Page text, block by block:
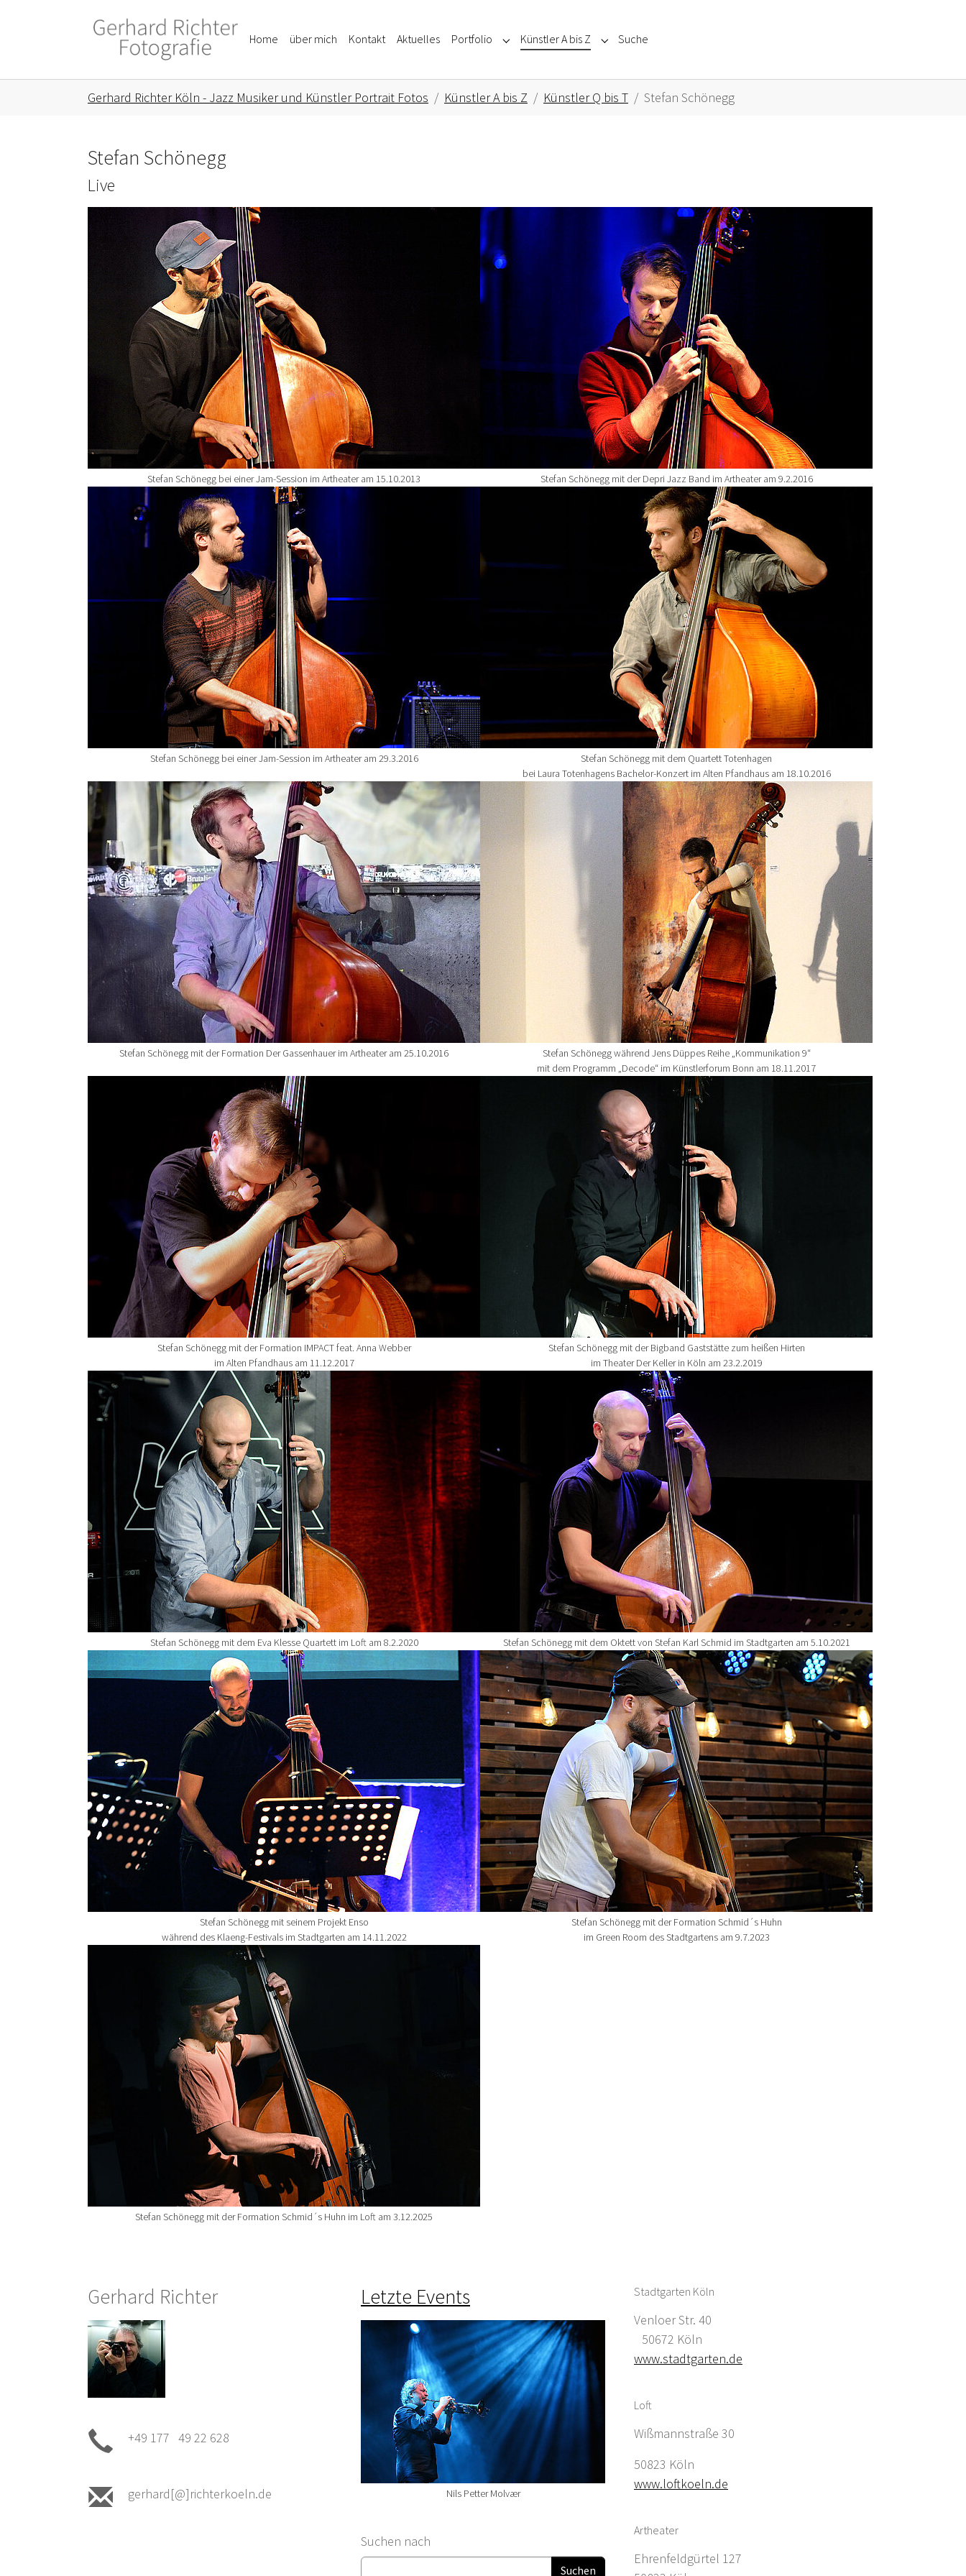
Home über mich Kontakt Aktuelles Portfolio Submenu for "Portfolio"
Künstler A bis Z Submenu for "Künstler A bis Z"
Suche
Gerhard Richter Köln - Jazz Musiker und Künstler Portrait Fotos Künstler A bis Z Künstler Q bis T Stefan Schönegg
Stefan Schönegg
Live
Show larger version for:
Stefan Schönegg bei einer Jam-Session im Artheater am 15.10.2013
Show larger version for:
Stefan Schönegg mit der Depri Jazz Band im Artheater am 9.2.2016
Show larger version for:
Stefan Schönegg bei einer Jam-Session im Artheater am 29.3.2016
Stefan Schönegg mit dem Quartett Totenhagen
bei Laura Totenhagens Bachelor-Konzert im Alten Pfandhaus am 18.10.2016
Show larger version for:
Stefan Schönegg mit der Formation Der Gassenhauer im Artheater am 25.10.2016
Show larger version for:
Stefan Schönegg während Jens Düppes Reihe „Kommunikation 9“
mit dem Programm „Decode“ im Künstlerforum Bonn am 18.11.2017
Stefan Schönegg mit der Formation IMPACT feat. Anna Webber
im Alten Pfandhaus am 11.12.2017
Stefan Schönegg mit der Bigband Gaststätte zum heißen Hirten
im Theater Der Keller in Köln am 23.2.2019
Show larger version for:
Stefan Schönegg mit dem Eva Klesse Quartett im Loft am 8.2.2020 Stefan Schönegg mit dem Oktett von Stefan Karl Schmid im Stadtgarten am 5.10.2021
Show larger version for:
Stefan Schönegg mit seinem Projekt Enso
während des Klaeng-Festivals im Stadtgarten am 14.11.2022
Show larger version for:
Stefan Schönegg mit der Formation Schmid´s Huhn
im Green Room des Stadtgartens am 9.7.2023
Stefan Schönegg mit der Formation Schmid´s Huhn im Loft am 3.12.2025
Gerhard Richter
+49 177 49 22 628
gerhard[@]richterkoeln.de
Letzte Events
Nils Petter Molvær
Suchformular
Suchen nach
Stadtgarten Köln
Venloer Str. 40
50672 Köln
www.stadtgarten.de
Loft
Wißmannstraße 30
50823 Köln
www.loftkoeln.de
Artheater
Ehrenfeldgürtel 127